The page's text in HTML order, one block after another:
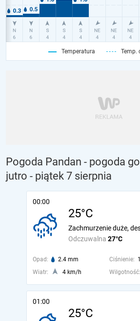
Temperatura Temp.
Pogoda Pandan - pogoda
jutro - piątek 7 sierpnia
00:00
25°C
Odczuwalna 27°C
Zachmurzenie duże,
Opad: 2.4 mm Ciśnienie:
Wiatr:
4 km/h Wilgotność:
01:00
25°C